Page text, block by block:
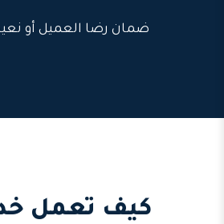
ضمان رضا العميل أو
كيف تعمل